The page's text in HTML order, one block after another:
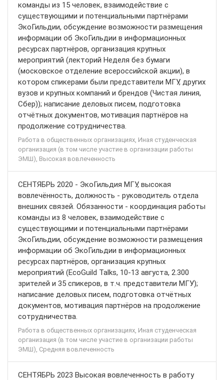
команды из 15 человек, взаимодействие с
существующими и потенциальными партнёрами
ЭкоГильдии, обсуждение возможности размещения
информации об ЭкоГильдии в информационных
ресурсах партнёров, организация крупных
мероприятий (лекторий Неделя без бумаги
(московское отделение всероссийской акции), в
котором спикерами были представители МГУ, других
вузов и крупных компаний и брендов (Чистая линия,
Сбер)); написание деловых писем, подготовка
отчётных документов, мотивация партнёров на
продолжение сотрудничества.
Работа в общественных организациях, Иная студенческая
организация (в том числе участие в организации работы
ЭМШ), Высокая вовлеченность
СЕНТЯБРЬ 2020 - ЭкоГильдия МГУ, высокая
вовлечённость, должность - руководитель отдела
внешних связей. Обязанности - координация работы
команды из 8 человек, взаимодействие с
существующими и потенциальными партнёрами
ЭкоГильдии, обсуждение возможности размещения
информации об ЭкоГильдии в информационных
ресурсах партнёров, организация крупных
мероприятий (EcoGuild Talks, 10-13 августа, 2.300
зрителей и 35 спикеров, в т.ч. представители МГУ);
написание деловых писем, подготовка отчётных
документов, мотивация партнёров на продолжение
сотрудничества.
Работа в общественных организациях, Иная студенческая
организация (в том числе участие в организации работы
ЭМШ), Средняя вовлеченность
СЕНТЯБРЬ 2023 Высокая вовлеченность в работу